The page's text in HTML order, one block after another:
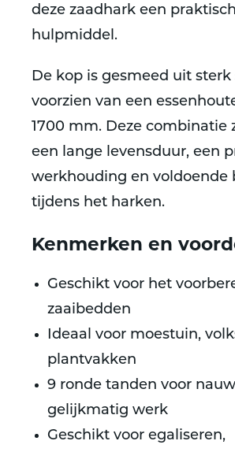
deze zaadhark een praktisch
hulpmiddel.
De kop is gesmeed uit sterk
voorzien van een
1700 mm. Deze combinatie
een lange levensduur, een
werkhouding en voldoende
tijdens het harken.
Kenmerken en
Geschikt voor het
zaaibedden
Ideaal voor moestuin,
plantvakken
9 ronde tanden voor
gelijkmatig werk
Geschikt voor egaliseren,